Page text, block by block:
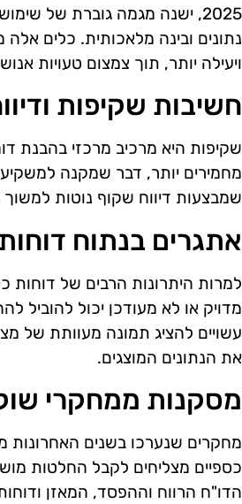
2025, ישנה מגמה גוברת של
נתונים ובינה מלאכותית. כלים
ויעילה יותר, תוך צמצום טעויות
חשיבות שקיפות
מחמירים יותר, דבר שמקנה
שמבצעות דיווח שקוף נוטות
אתגרים בנתוח
למרות היתרונות הרבים של
מדויק או לא מעודכן יכול להוביל
עשויים להציג תמונה מעוותת של
את הנתונים המוצגים.
מסקנות ממחקרי
מחקרים שנערכו בשנים האחרונות
כספיים מצליחים לקבל החלטות
הדו"ח הרווח וההפסד, המאזן